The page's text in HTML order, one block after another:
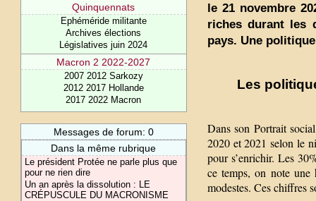
Quinquennats
Ephéméride militante
Archives élections
Législatives juin 2024
Macron 2 2022-2027
2007 2012 Sarkozy
2012 2017 Hollande
2017 2022 Macron
Messages de forum: 0
Dans la même rubrique
Le président Protée ne parle plus que
pour ne rien dire
Un an après la dissolution : LE
CRÉPUSCULE DU MACRONISME
le 21 novembre
riches durant les
pays. Une
Les
Dans son Portrait
2020 et 2021 selon le
pour s’enrichir. Les
ce temps, on note une
modestes. Ces chiffres